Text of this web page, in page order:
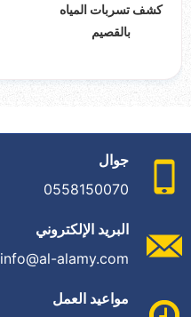
كشف تسربات المياه
بالقصيم
جوال
0558150070
البريد الإلكتروني
info@al-alamy.com
مواعيد العمل